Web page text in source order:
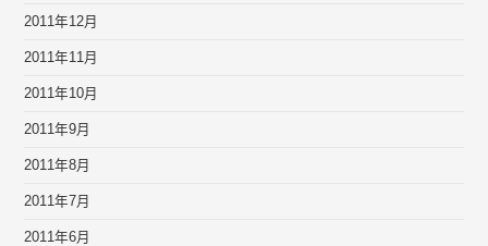
2011年12月
2011年11月
2011年10月
2011年9月
2011年8月
2011年7月
2011年6月